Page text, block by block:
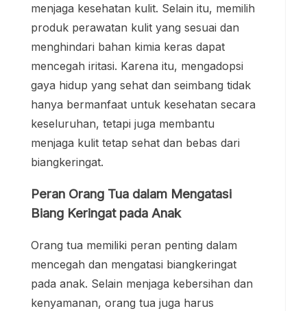
menjaga kesehatan kulit. Selain itu, memilih
produk perawatan kulit yang sesuai dan
menghindari bahan kimia keras dapat
mencegah iritasi. Karena itu, mengadopsi
gaya hidup yang sehat dan seimbang tidak
hanya bermanfaat untuk kesehatan secara
keseluruhan, tetapi juga membantu
menjaga kulit tetap sehat dan bebas dari
biangkeringat.
Peran Orang Tua dalam Mengatasi
Biang Keringat pada Anak
Orang tua memiliki peran penting dalam
mencegah dan mengatasi biangkeringat
pada anak. Selain menjaga kebersihan dan
kenyamanan, orang tua juga harus